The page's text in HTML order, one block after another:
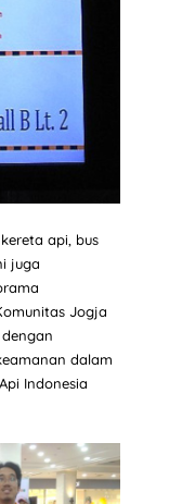
api, bus
juga
Jogja
dalam
Indonesia